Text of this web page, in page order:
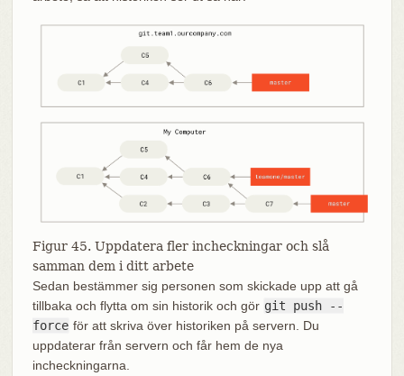
Figur 45. Uppdatera fler incheckningar och slå
samman dem i ditt arbete
Sedan bestämmer sig personen som skickade upp att gå
tillbaka och flytta om sin historik och gör git push --
force för att skriva över historiken på servern. Du
uppdaterar från servern och får hem de nya
incheckningarna.